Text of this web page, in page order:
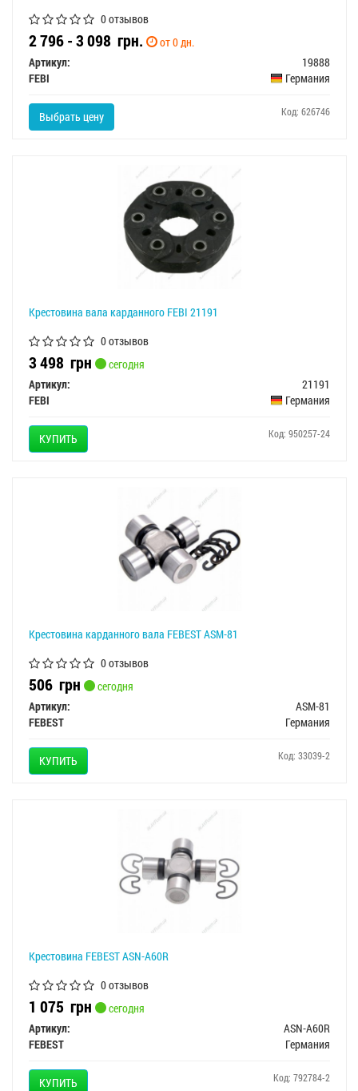
0 отзывов
2 796 - 3 098 грн.
от 0 дн.
Артикул:
19888
FEBI
Германия
Выбрать цену Код: 626746
Крестовина вала карданного FEBI 21191
0 отзывов
3 498 грн
сегодня
Артикул:
21191
FEBI
Германия
КУПИТЬ Код: 950257-24
Крестовина карданного вала FEBEST ASM-81
0 отзывов
506 грн
сегодня
Артикул:
ASM-81
FEBEST
Германия
КУПИТЬ Код: 33039-2
Крестовина FEBEST ASN-A60R
0 отзывов
1 075 грн
сегодня
Артикул:
ASN-A60R
FEBEST
Германия
КУПИТЬ Код: 792784-2